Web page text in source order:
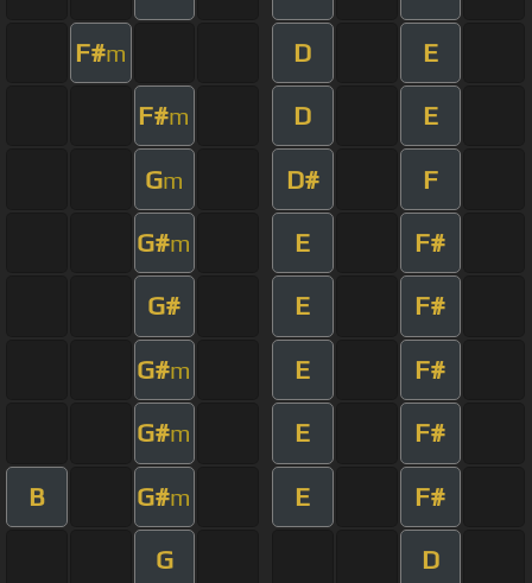
F#m D E
F#m D E
Gm D# F
G#m E F#
G# E F#
G#m E F#
G#m E F#
B G#m E F#
G D